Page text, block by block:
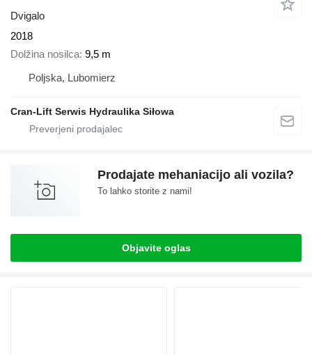
Dvigalo
2018
Dolžina nosilca 9,5 m
Poljska, Lubomierz
Cran-Lift Serwis Hydraulika Siłowa
Prodajate mehaniacijo ali vozila?
To lahko storite z nami!
Objavite oglas